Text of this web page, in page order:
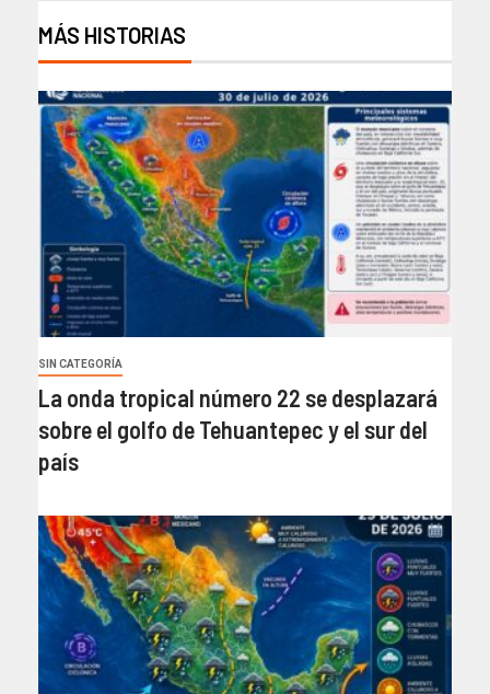
MÁS HISTORIAS
SIN CATEGORÍA
La onda tropical número 22 se desplazará
sobre el golfo de Tehuantepec y el sur del
país